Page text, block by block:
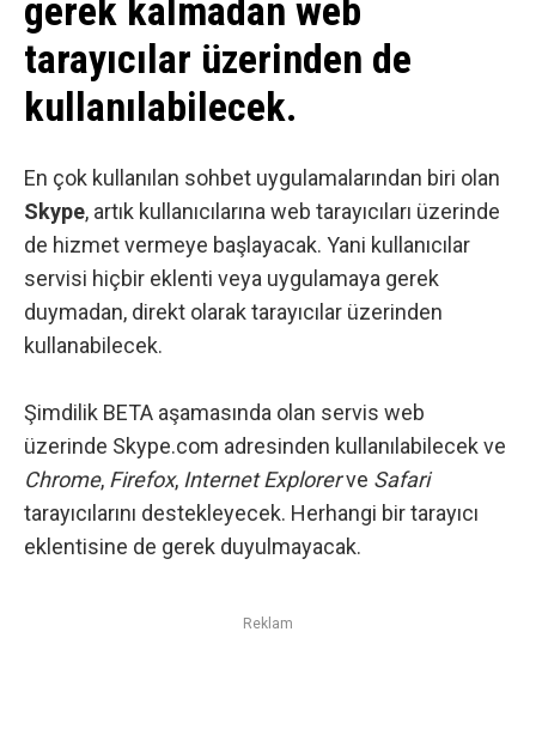
gerek kalmadan web
tarayıcılar üzerinden de
kullanılabilecek.
En çok kullanılan sohbet uygulamalarından biri olan
Skype, artık kullanıcılarına web tarayıcıları üzerinde
de hizmet vermeye başlayacak. Yani kullanıcılar
servisi hiçbir eklenti veya uygulamaya gerek
duymadan, direkt olarak tarayıcılar üzerinden
kullanabilecek.
Şimdilik BETA aşamasında olan servis web
üzerinde Skype.com adresinden kullanılabilecek ve
Chrome, Firefox, Internet Explorerve Safari
tarayıcılarını destekleyecek. Herhangi bir tarayıcı
eklentisine de gerek duyulmayacak.
Reklam